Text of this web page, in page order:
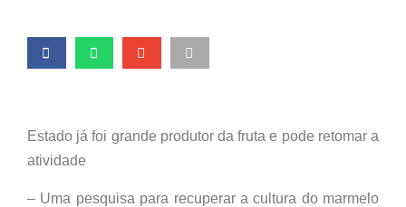
Estado já foi grande produtor da fruta e pode retomar a
atividade
– Uma pesquisa para recuperar a cultura do marmelo